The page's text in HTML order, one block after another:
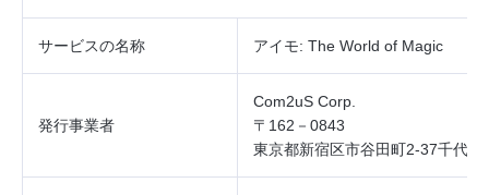
サービスの名称 アイモ: The World of Magic
発行事業者
Com2uS Corp.
〒162－0843
東京都新宿区市谷田町2‐37千代田